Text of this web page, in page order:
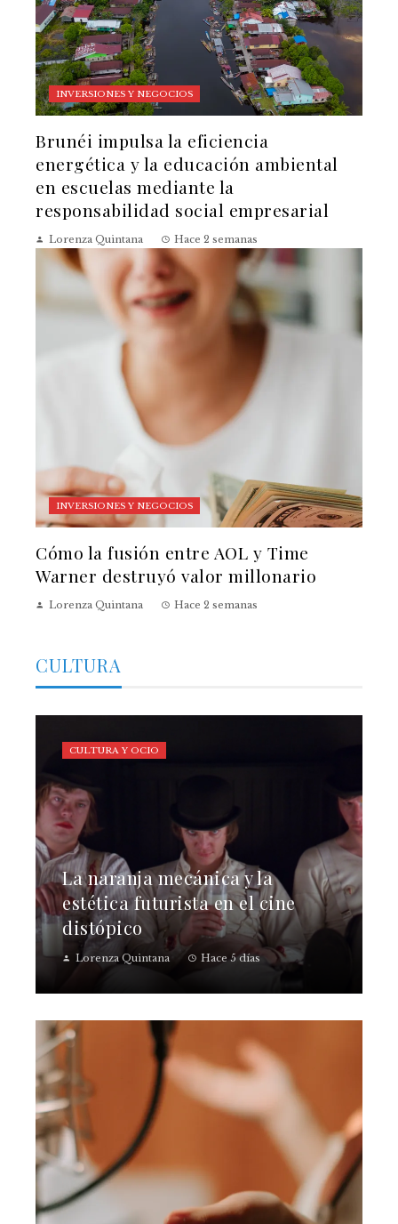
INVERSIONES Y NEGOCIOS
Brunéi impulsa la eficiencia
energética y la educación ambiental
en escuelas mediante la
responsabilidad social empresarial
Lorenza Quintana Hace 2 semanas
INVERSIONES Y NEGOCIOS
Cómo la fusión entre AOL y Time
Warner destruyó valor millonario
Lorenza Quintana Hace 2 semanas
CULTURA
La naranja mecánica y la
estética futurista en el cine
distópico
Lorenza Quintana Hace 5 días
CULTURA Y OCIO